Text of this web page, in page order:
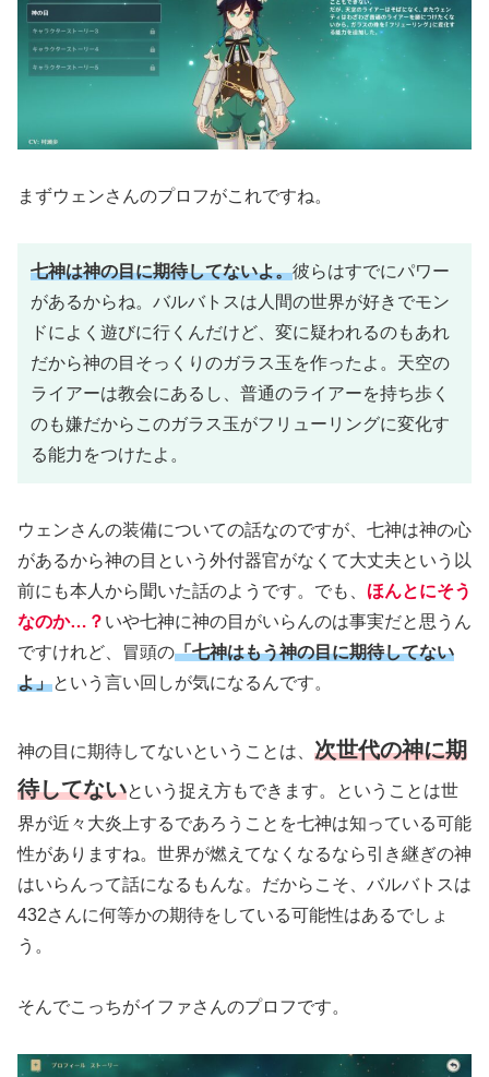
まずウェンさんのプロフがこれですね。
七神は神の目に期待してないよ。彼らはすでにパワー
があるからね。バルバトスは人間の世界が好きでモン
ドによく遊びに行くんだけど、変に疑われるのもあれ
だから神の目そっくりのガラス玉を作ったよ。天空の
ライアーは教会にあるし、普通のライアーを持ち歩く
のも嫌だからこのガラス玉がフリューリングに変化す
る能力をつけたよ。
ウェンさんの装備についての話なのですが、七神は神の心
があるから神の目という外付器官がなくて大丈夫という以
前にも本人から聞いた話のようです。でも、 ほんとにそう
なのか…？ いや七神に神の目がいらんのは事実だと思うん
ですけれど、冒頭の「七神はもう神の目に期待してない
よ」という言い回しが気になるんです。
神の目に期待してないということは、 次世代の神に期
待してないという捉え方もできます。ということは世
界が近々大炎上するであろうことを七神は知っている可能
性がありますね。世界が燃えてなくなるなら引き継ぎの神
はいらんって話になるもんな。だからこそ、バルバトスは
432さんに何等かの期待をしている可能性はあるでしょ
う。
そんでこっちがイファさんのプロフです。